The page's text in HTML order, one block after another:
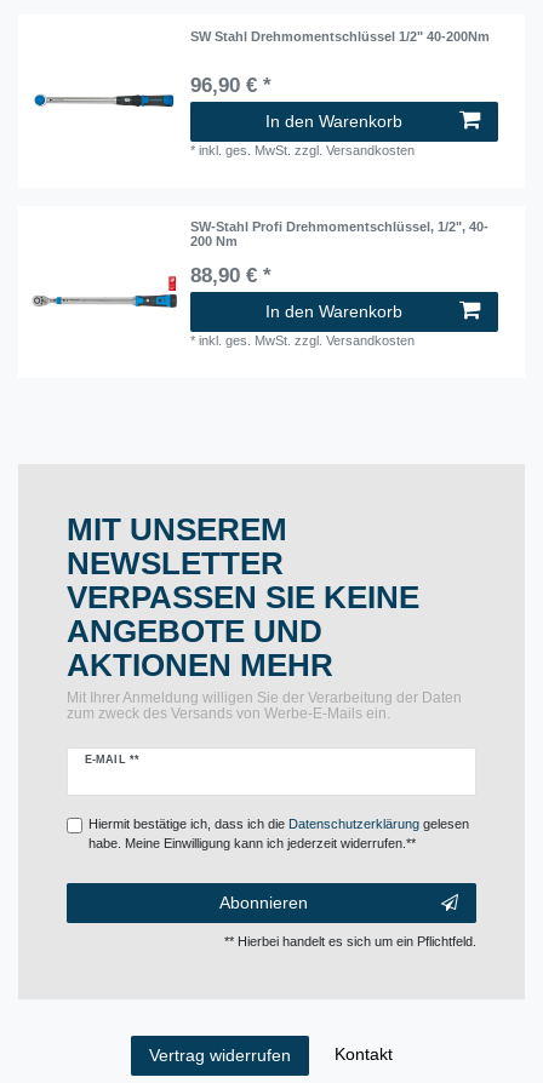
SW Stahl Drehmomentschlüssel 1/2" 40-200Nm
96,90 € *
In den Warenkorb
*inkl. ges. MwSt. zzgl.Versandkosten
SW-Stahl Profi Drehmomentschlüssel, 1/2", 40-
200 Nm
88,90 € *
In den Warenkorb
*inkl. ges. MwSt. zzgl.Versandkosten
MIT UNSEREM
NEWSLETTER
VERPASSEN SIE KEINE
ANGEBOTE UND
AKTIONEN MEHR
Mit Ihrer Anmeldung willigen Sie der Verarbeitung der Daten
zum zweck des Versands von Werbe-E-Mails ein.
E-MAIL **
Newsletter
Hiermit bestätige ich, dass ich die Daten­schutz­erklärunggelesen
habe. Meine Einwilligung kann ich jederzeit widerrufen.**
Abonnieren
** Hierbei handelt es sich um ein Pflichtfeld.
Vertrag widerrufen Kontakt